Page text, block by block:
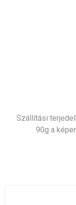
Szállítási
90g a